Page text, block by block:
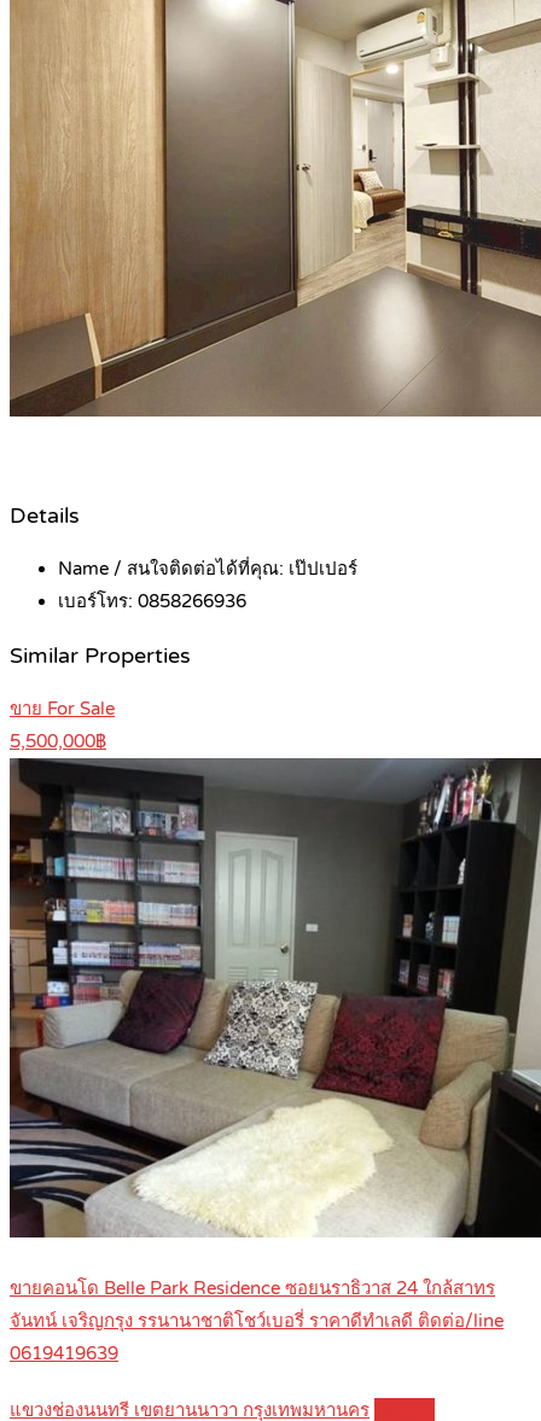
Details
Name / สนใจติดต่อได้ที่คุณ: เป๊ปเปอร์
เบอร์โทร: 0858266936
Similar Properties
ขาย For Sale
5,500,000฿
ขายคอนโด Belle Park Residence ซอยนราธิวาส 24 ใกล้สาทร
จันทน์ เจริญกรุง รรนานาชาติโชว์เบอรี่ ราคาดีทำเลดี ติดต่อ/line
0619419639
แขวงช่องนนทรี เขตยานนาวา กรุงเทพมหานคร